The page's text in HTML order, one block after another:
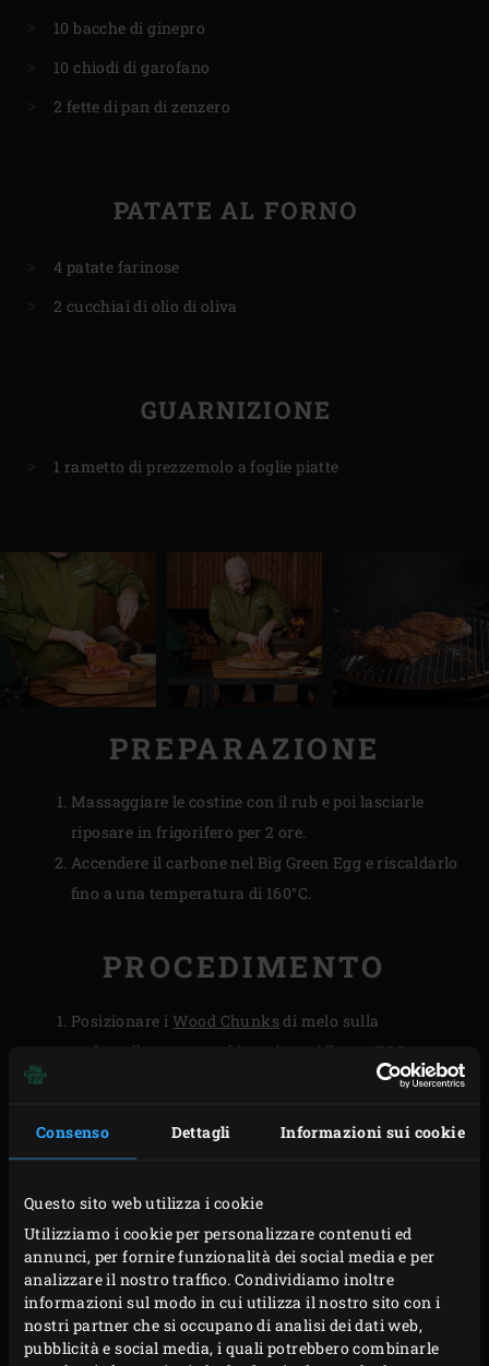
Consenso Dettagli Informazioni sui cookie
Questo sito web utilizza i cookie
Utilizziamo i cookie per personalizzare contenuti ed
annunci, per fornire funzionalità dei social media e per
analizzare il nostro traffico. Condividiamo inoltre
informazioni sul modo in cui utilizza il nostro sito con i
nostri partner che si occupano di analisi dei dati web,
pubblicità e social media, i quali potrebbero combinarle
10 bacche di ginepro
10 chiodi di garofano
2 fette di pan di zenzero
PATATE AL FORNO
4 patate farinose
2 cucchiai di olio di oliva
GUARNIZIONE
1 rametto di prezzemolo a foglie piatte
PREPARAZIONE
Massaggiare le costine con il rub e poi lasciarle
riposare in frigorifero per 2 ore.
Accendere il carbone nel Big Green Egg e riscaldarlo
fino a una temperatura di 160°C.
PROCEDIMENTO
Posizionare i Wood Chunks di melo sulla
carbonella
rovente ed inserire poi il
convEGGtor
. Posizionare la
costine.
la carne per circa 1 ora e mezza. La temperatura del
kamado scendereà a circa 110°C; mantenere questa
temperatura.
Togliere le costine affumicate dall’EGG e metterle da
parte. Rimuovere la griglia, la leccarda monouso, il
convEGGtor e riposizionare poi la griglia all’interno.